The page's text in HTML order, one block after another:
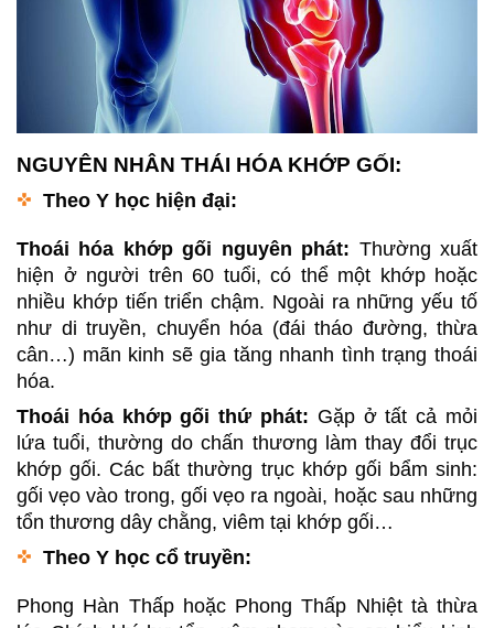
NGUYÊN NHÂN THÁI HÓA KHỚP GỐI:
Theo Y học hiện đại:
Thoái hóa khớp gối nguyên phát: Thường xuất
hiện ở người trên 60 tuổi, có thể một khớp hoặc
nhiều khớp tiến triển chậm. Ngoài ra những yếu tố
như di truyền, chuyển hóa (đái tháo đường, thừa
cân…) mãn kinh sẽ gia tăng nhanh tình trạng thoái
hóa.
Thoái hóa khớp gối thứ phát: Gặp ở tất cả mỏi
lứa tuổi, thường do chấn thương làm thay đổi trục
khớp gối. Các bất thường trục khớp gối bẩm sinh:
gối vẹo vào trong, gối vẹo ra ngoài, hoặc sau những
tổn thương dây chằng, viêm tại khớp gối…
Theo Y học cổ truyền:
Phong Hàn Thấp hoặc Phong Thấp Nhiệt tà thừa